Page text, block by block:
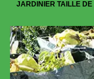
JARDINIER TAILLE